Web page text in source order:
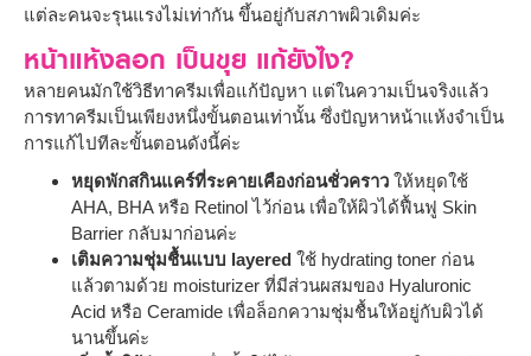
แต่ละคนจะรุนแรงไม่เท่ากัน ขึ้นอยู่กับสภาพผิวเดิมค่ะ
หน้าแห้งลอก เป็นขุย แก้ยังไง?
หลายคนมักใช้วิธีทาครีมเพื่อแก้ปัญหา แต่ในความเป็นจริงแล้ว
การทาครีมเป็นเพียงหนึ่งขั้นตอนเท่านั้น ซึ่งปัญหาหน้าแห้งจำเป็น
การแก้ไปทีละขั้นตอนดังนี้ค่ะ
หยุดพักสกินแคร์ที่ระคายเคืองก่อนชั่วคราว ให้หยุดใช้
AHA, BHA หรือ Retinol ไว้ก่อน เพื่อให้ผิวได้ฟื้นฟู Skin
Barrier กลับมาก่อนค่ะ
เติมความชุ่มชื้นแบบ layered ใช้ hydrating toner ก่อน
แล้วตามด้วย moisturizer ที่มีส่วนผสมของ Hyaluronic
Acid หรือ Ceramide เพื่อล็อกความชุ่มชื้นให้อยู่กับผิวได้
นานขึ้นค่ะ